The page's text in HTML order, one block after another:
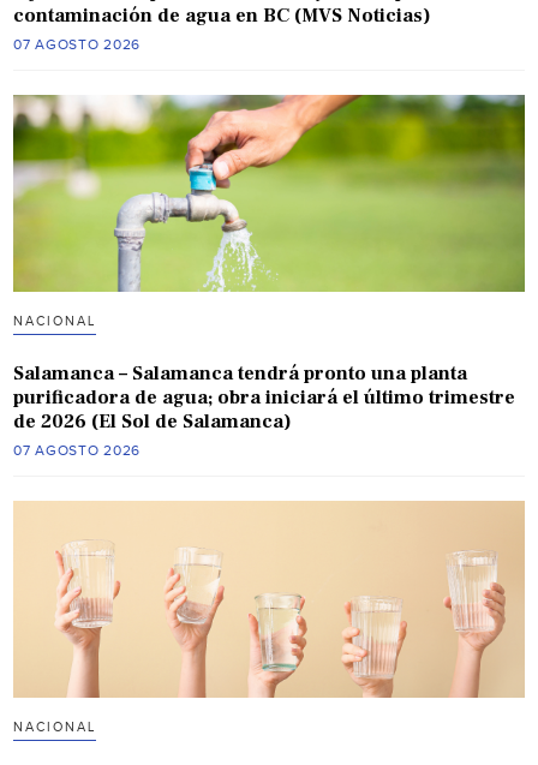
contaminación de agua en BC (MVS Noticias)
07 AGOSTO 2026
NACIONAL
Salamanca – Salamanca tendrá pronto una planta
purificadora de agua; obra iniciará el último trimestre
de 2026 (El Sol de Salamanca)
07 AGOSTO 2026
NACIONAL